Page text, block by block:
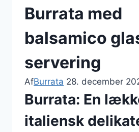
Burrata med
balsamico
servering
AfBurrata 28. december
Burrata: En
italiensk